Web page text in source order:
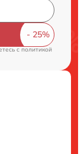
cполитикой